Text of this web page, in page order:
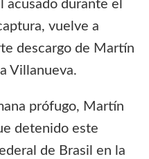
durante el
vuelve a
descargo de Martín
Villanueva.
prófugo, Martín
detenido este
de Brasil en la